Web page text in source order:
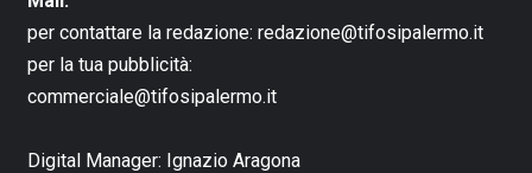
per contattare la redazione: redazione@tifosipalermo.it
per la tua pubblicità:
commerciale@tifosipalermo.it
Digital Manager: Ignazio Aragona